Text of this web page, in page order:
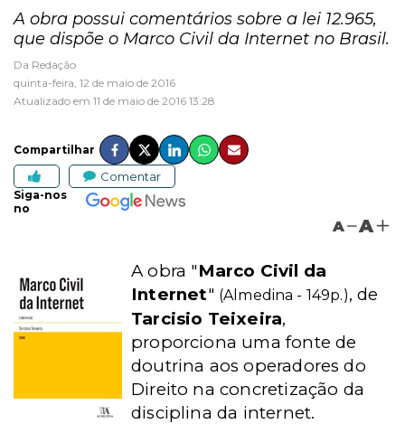
A obra possui comentários sobre a lei 12.965,
que dispõe o Marco Civil da Internet no Brasil.
Da Redação
quinta-feira, 12 de maio de 2016
Atualizado em 11 de maio de 2016 13:28
Compartilhar
Comentar
Siga-nos
no
A A
A obra "Marco Civil da
Internet" (Almedina - 149p.), de
Tarcisio Teixeira,
proporciona uma fonte de
doutrina aos operadores do
Direito na concretização da
disciplina da internet.